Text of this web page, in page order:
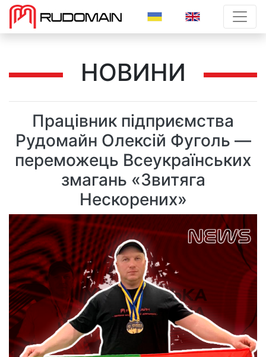
НОВИНИ
Працівник підприємства
Рудомайн Олексій Фуголь —
переможець Всеукраїнських
змагань «Звитяга
Нескорених»